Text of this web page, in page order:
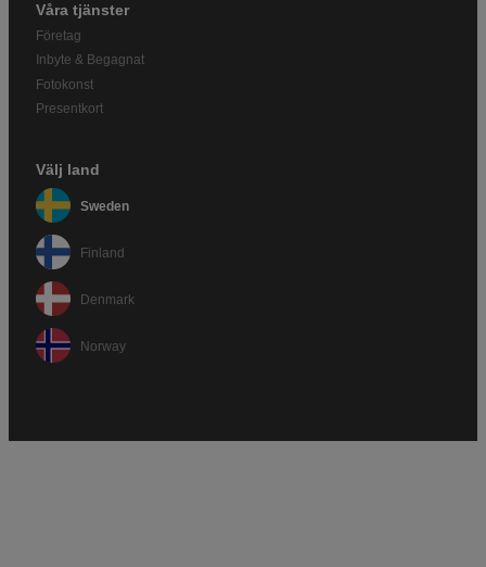
Våra tjänster
Företag
Inbyte & Begagnat
Fotokonst
Presentkort
Välj land
Sweden
Finland
Denmark
Norway